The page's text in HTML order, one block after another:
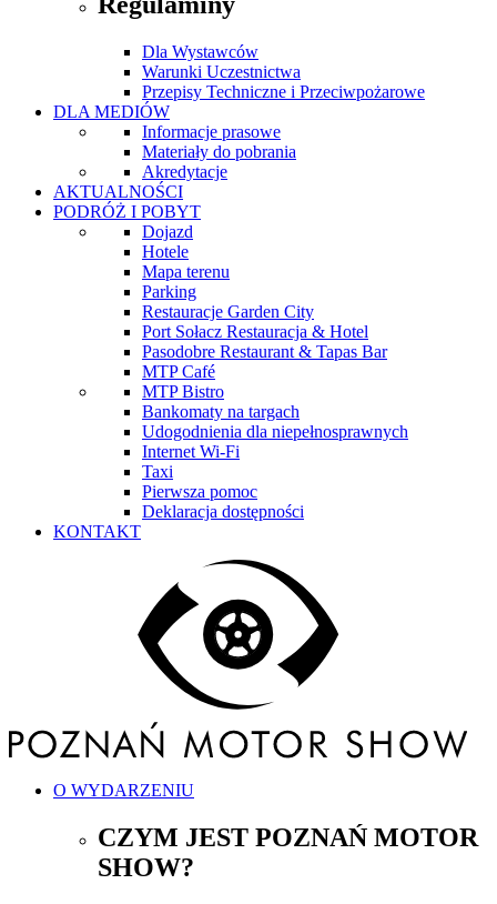
Dla Wystawców
Warunki Uczestnictwa
Przepisy Techniczne i Przeciwpożarowe
DLA MEDIÓW
Informacje prasowe
Materiały do pobrania
Akredytacje
AKTUALNOŚCI
PODRÓŻ I POBYT
Dojazd
Hotele
Mapa terenu
Parking
Restauracje Garden City
Port Sołacz Restauracja & Hotel
Pasodobre Restaurant & Tapas Bar
MTP Café
MTP Bistro
Bankomaty na targach
Udogodnienia dla niepełnosprawnych
Internet Wi-Fi
Taxi
Pierwsza pomoc
Deklaracja dostępności
KONTAKT
O WYDARZENIU
CZYM JEST POZNAŃ MOTOR
SHOW?